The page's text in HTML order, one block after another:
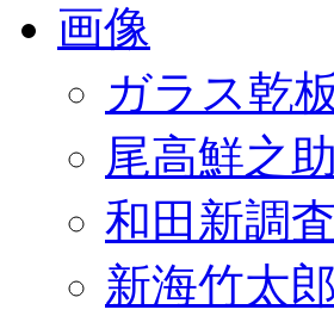
画像
ガラス乾板
尾高鮮之
和田新調
新海竹太